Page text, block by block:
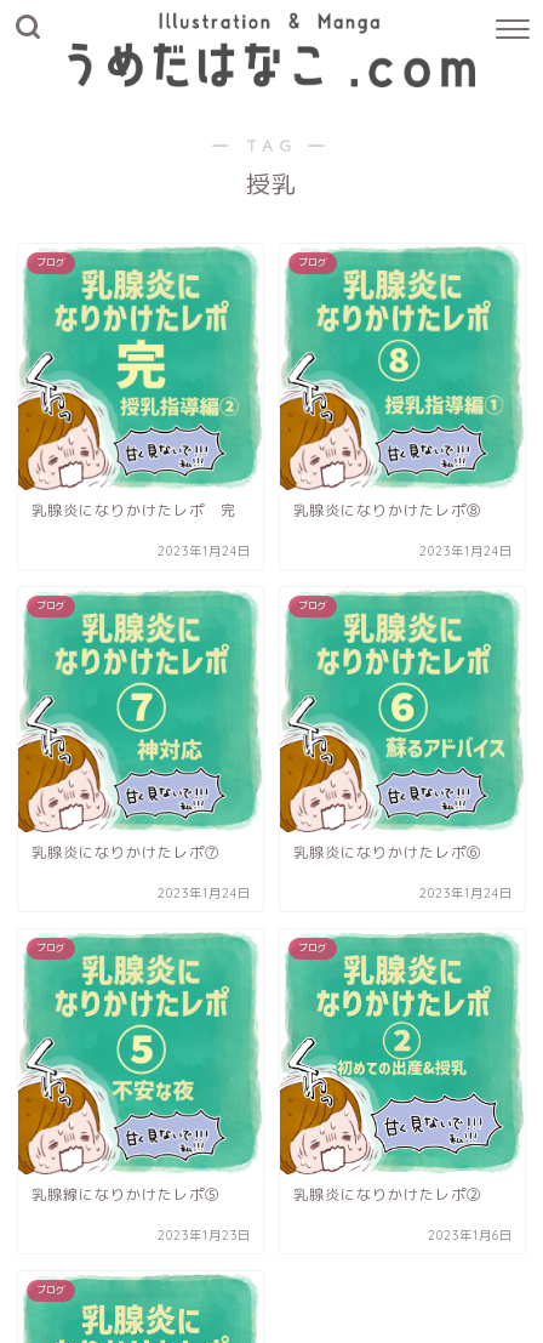
― TAG ―
授乳
ブログ
乳腺炎になりかけたレポ 完
2023年1月24日
ブログ
乳腺炎になりかけたレポ⑧
2023年1月24日
ブログ
乳腺炎になりかけたレポ⑦
2023年1月24日
ブログ
乳腺炎になりかけたレポ⑥
2023年1月24日
ブログ
乳腺線になりかけたレポ⑤
2023年1月23日
ブログ
乳腺炎になりかけたレポ②
2023年1月6日
ブログ